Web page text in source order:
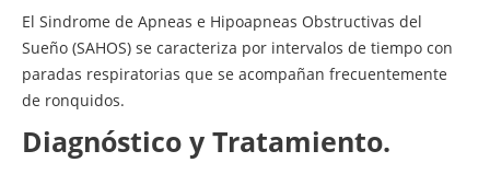
El Sindrome de Apneas e Hipoapneas Obstructivas del
Sueño (SAHOS) se caracteriza por intervalos de tiempo con
paradas respiratorias que se acompañan frecuentemente
de ronquidos.
Diagnóstico y Tratamiento.